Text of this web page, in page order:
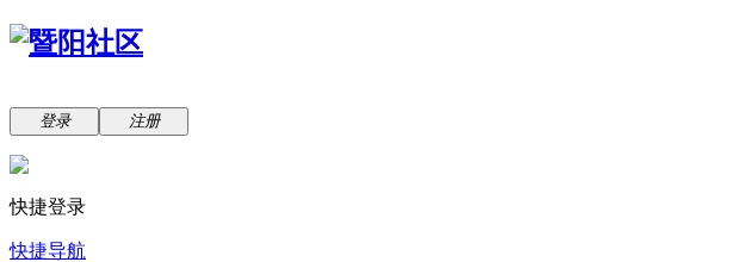
登录 注册
快捷登录
快捷导航